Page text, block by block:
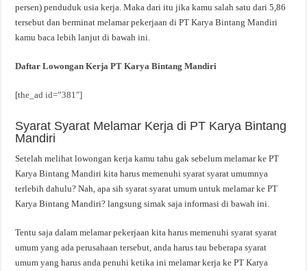
persen) penduduk usia kerja. Maka dari itu jika kamu salah satu dari 5,86
tersebut dan berminat melamar pekerjaan di PT Karya Bintang Mandiri
kamu baca lebih lanjut di bawah ini.
Daftar Lowongan Kerja PT Karya Bintang Mandiri
[the_ad id=”381″]
Syarat Syarat Melamar Kerja di PT Karya Bintang
Mandiri
Setelah melihat lowongan kerja kamu tahu gak sebelum melamar ke PT
Karya Bintang Mandiri kita harus memenuhi syarat syarat umumnya
terlebih dahulu? Nah, apa sih syarat syarat umum untuk melamar ke PT
Karya Bintang Mandiri? langsung simak saja informasi di bawah ini.
Tentu saja dalam melamar pekerjaan kita harus memenuhi syarat syarat
umum yang ada perusahaan tersebut, anda harus tau beberapa syarat
umum yang harus anda penuhi ketika ini melamar kerja ke PT Karya